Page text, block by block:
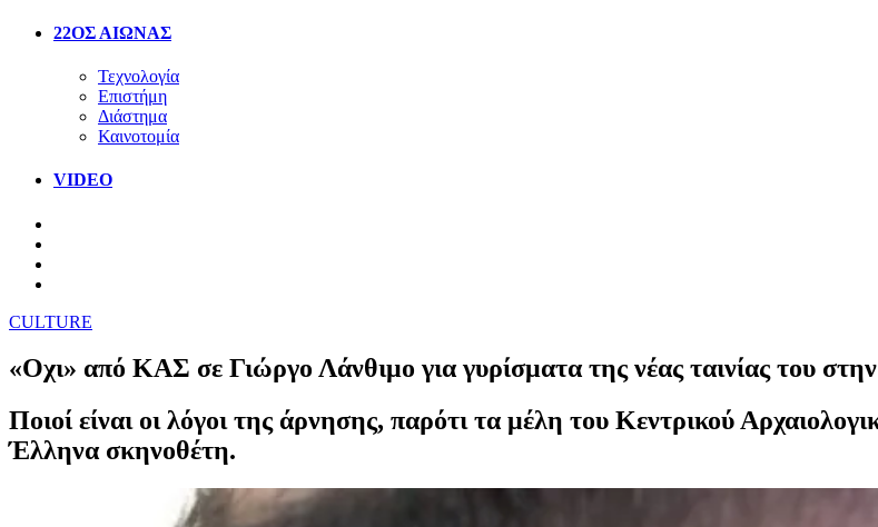
22ΟΣ ΑΙΩΝΑΣ
Τεχνολογία
Επιστήμη
Διάστημα
Καινοτομία
VIDEO
CULTURE
«Οχι» από ΚΑΣ σε Γιώργο Λάνθιμο για γυρίσματα της νέας ταινίας του
Ποιοί είναι οι λόγοι της άρνησης, παρότι τα μέλη του Κεντρικού
Έλληνα σκηνοθέτη.